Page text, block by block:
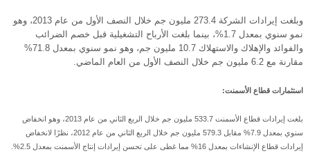
وبلغت إيرادات الشركة 273.4 مليون جم خلال النصف الأول من عام 2013، وهو
نمو سنوي بمعدل 1.7%، بينما بلغت الأرباح التشغيلية قبل خصم الضرائب
والفوائد والإهلاك والاستهلاك 10.7 مليون جم، وهو نمو سنوي بمعدل 71.8%
مقارنة مع 6.2 مليون جم خلال النصف الأول من العام الماضي.
استثمارات قطاع الأسمنت:
بلغت إيرادات قطاع الأسمنت 533.7 مليون جم خلال الربع الثاني من عام 2013، وهو انخفاض
سنوي بمعدل 7.9% مقابل 579.3 مليون جم خلال الربع الثاني من عام 2012، نظرًا لانخفاض
إيرادات قطاع الإنشاءات بمعدل 16% مما غطى على تحسن إيرادات إنتاج الأسمنت بمعدل 2.5%.